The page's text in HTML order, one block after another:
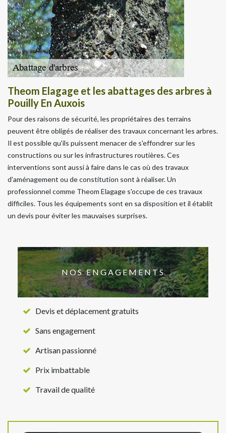
Theom Elagage et les abattages des arbres à
Pouilly En Auxois
Pour des raisons de sécurité, les propriétaires des terrains
peuvent être obligés de réaliser des travaux concernant les arbres.
Il est possible qu'ils puissent menacer de s'effondrer sur les
constructions ou sur les infrastructures routières. Ces
interventions sont aussi à faire dans le cas où des travaux
d'aménagement ou de constitution sont à réaliser. Un
professionnel comme Theom Elagage s'occupe de ces travaux
difficiles. Tous les équipements sont en sa disposition et il établit
un devis pour éviter les mauvaises surprises.
NOS ENGAGEMENTS
Devis et déplacement gratuits
Sans engagement
Artisan passionné
Prix imbattable
Travail de qualité